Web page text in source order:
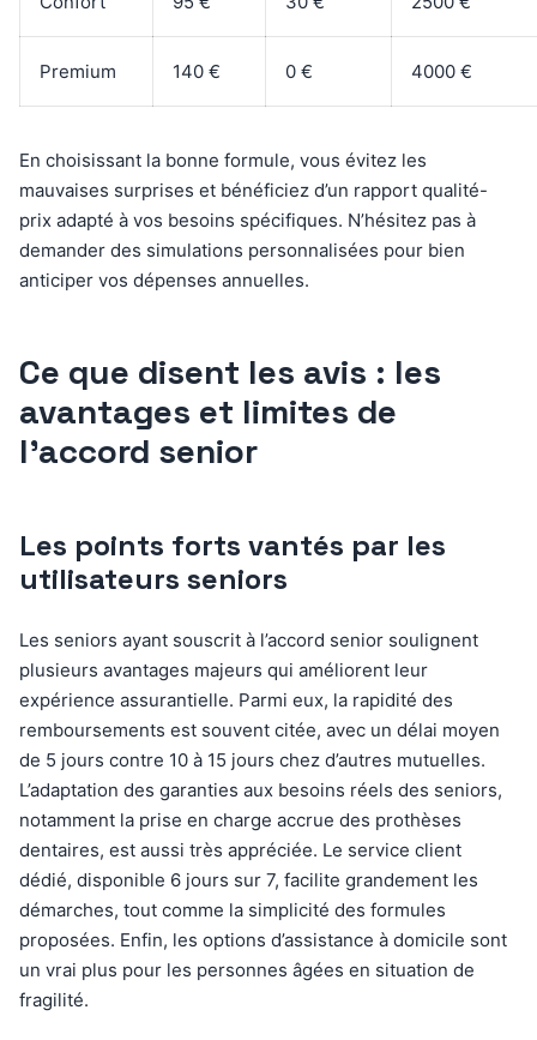
Premium 140 € 0 € 4000 €
En choisissant la bonne formule, vous évitez les
mauvaises surprises et bénéficiez d’un rapport qualité-
prix adapté à vos besoins spécifiques. N’hésitez pas à
demander des simulations personnalisées pour bien
anticiper vos dépenses annuelles.
Ce que disent les avis : les
avantages et limites de
l’accord senior
Les points forts vantés par les
utilisateurs seniors
Les seniors ayant souscrit à l’accord senior soulignent
plusieurs avantages majeurs qui améliorent leur
expérience assurantielle. Parmi eux, la rapidité des
remboursements est souvent citée, avec un délai moyen
de 5 jours contre 10 à 15 jours chez d’autres mutuelles.
L’adaptation des garanties aux besoins réels des seniors,
notamment la prise en charge accrue des prothèses
dentaires, est aussi très appréciée. Le service client
dédié, disponible 6 jours sur 7, facilite grandement les
démarches, tout comme la simplicité des formules
proposées. Enfin, les options d’assistance à domicile sont
un vrai plus pour les personnes âgées en situation de
fragilité.